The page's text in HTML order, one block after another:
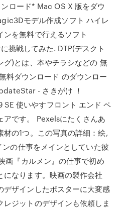
ロード* Mac OS X 版をダウ
モデル作成ソフト ハイレ
ンを無料で行えるソフト
挑戦してみた. DTP(デスクト
グ)とは、本やチラシなどの 無
料ダウンロード のダウンロー
- さきがけ ！
使いやすフロント エンド ペ
アです。 Pexelsにたくさんあ
材の1つ。この写真の詳細：絵,
の仕事をメインとしていた彼
画『カルメン』の仕事で初め
になります。映画の製作会社
デザインしたポスターに大変感
レジットのデザインも依頼しま